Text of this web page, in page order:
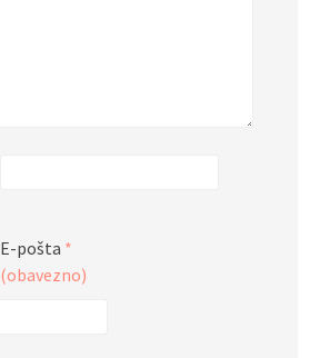
E-pošta *
(obavezno)